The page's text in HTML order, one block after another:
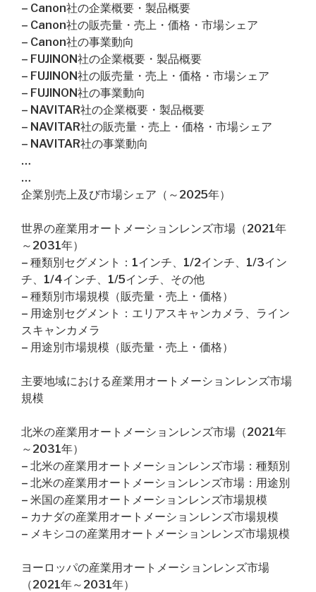
– Canon社の企業概要・製品概要
– Canon社の販売量・売上・価格・市場シェア
– Canon社の事業動向
– FUJINON社の企業概要・製品概要
– FUJINON社の販売量・売上・価格・市場シェア
– FUJINON社の事業動向
– NAVITAR社の企業概要・製品概要
– NAVITAR社の販売量・売上・価格・市場シェア
– NAVITAR社の事業動向
…
…
企業別売上及び市場シェア（～2025年）
世界の産業用オートメーションレンズ市場（2021年
～2031年）
– 種類別セグメント：1インチ、1/2インチ、1/3イン
チ、1/4インチ、1/5インチ、その他
– 種類別市場規模（販売量・売上・価格）
– 用途別セグメント：エリアスキャンカメラ、ライン
スキャンカメラ
– 用途別市場規模（販売量・売上・価格）
主要地域における産業用オートメーションレンズ市場
規模
北米の産業用オートメーションレンズ市場（2021年
～2031年）
– 北米の産業用オートメーションレンズ市場：種類別
– 北米の産業用オートメーションレンズ市場：用途別
– 米国の産業用オートメーションレンズ市場規模
– カナダの産業用オートメーションレンズ市場規模
– メキシコの産業用オートメーションレンズ市場規模
ヨーロッパの産業用オートメーションレンズ市場
（2021年～2031年）